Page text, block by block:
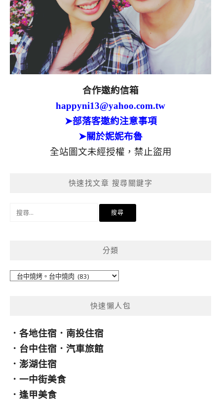
合作邀約信箱
happyni13@yahoo.com.tw
➤部落客邀約注意事項
➤關於妮妮布魯
全站圖文未經授權，禁止盜用
快速找文章 搜尋關鍵字
分類
快速懶人包
． 各地住宿 ． 南投住宿
． 台中住宿 ． 汽車旅館
． 澎湖住宿
． 一中街美食
． 逢甲美食